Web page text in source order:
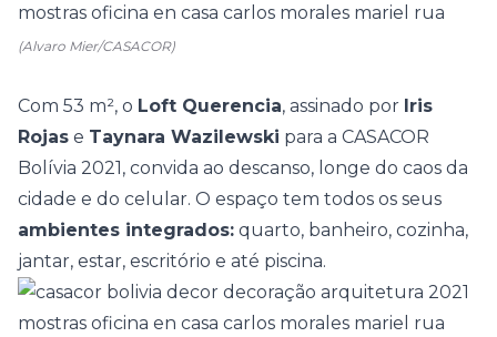
(Alvaro Mier/CASACOR)
Com 53 m², o Loft Querencia, assinado por Iris
Rojas e Taynara Wazilewski para a CASACOR
Bolívia 2021, convida ao descanso, longe do caos da
cidade e do celular. O espaço tem todos os seus
ambientes integrados: quarto, banheiro, cozinha,
jantar, estar, escritório e até piscina.